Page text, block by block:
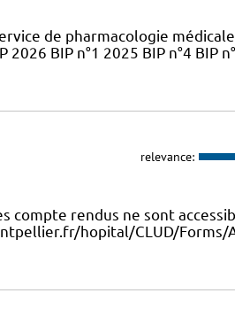
de pharmacologie
BIP n°1 2025 BIP n°4 BIP
relevance:
compte rendus ne sont
hopital/CLUD/Forms/